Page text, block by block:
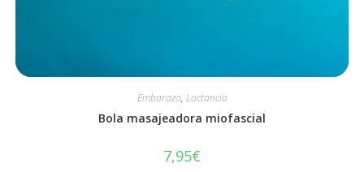
Embarazo, Lactancia
Bola masajeadora miofascial
7,95€